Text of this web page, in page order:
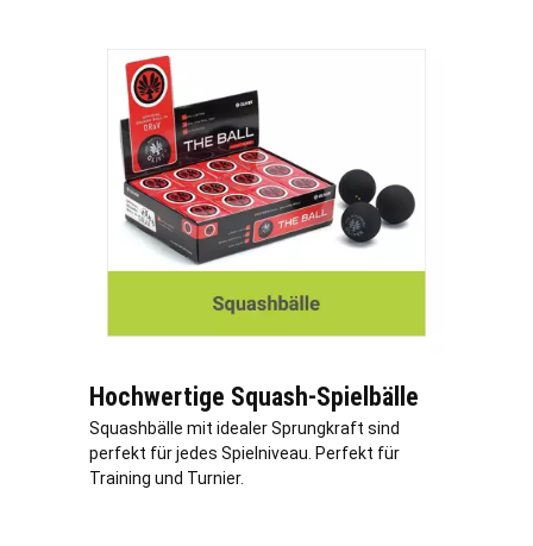
Hochwertige Squash-Spielbälle
Squashbälle mit idealer Sprungkraft sind
perfekt für jedes Spielniveau. Perfekt für
Training und Turnier.